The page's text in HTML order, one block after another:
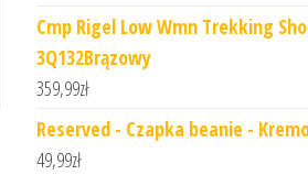
Cmp Rigel Low Wmn Trekking
3Q132Brązowy
359,99zł
Reserved - Czapka beanie -
49,99zł